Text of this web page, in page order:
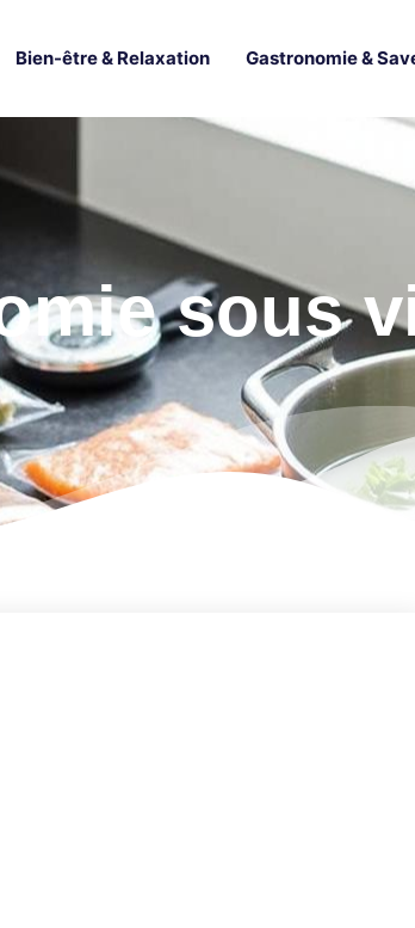
Bien-être & Relaxation Gastronomie &
sous